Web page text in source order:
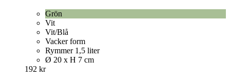
Grön
Vit
Vit/Blå
Vacker form
Rymmer 1,5 liter
Ø 20 x H 7 cm
192 kr